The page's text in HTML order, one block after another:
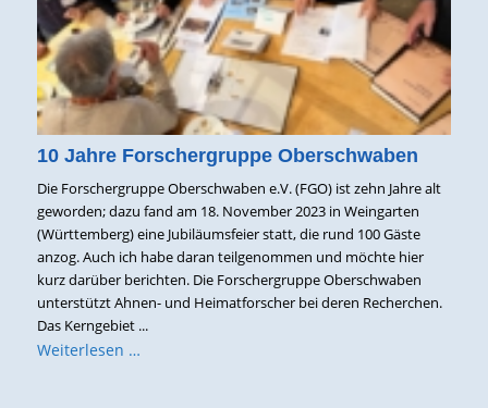
10 Jahre Forschergruppe Oberschwaben
Die Forschergruppe Oberschwaben e.V. (FGO) ist zehn Jahre alt
geworden; dazu fand am 18. November 2023 in Weingarten
(Württemberg) eine Jubiläumsfeier statt, die rund 100 Gäste
anzog. Auch ich habe daran teilgenommen und möchte hier
kurz darüber berichten. Die Forschergruppe Oberschwaben
unterstützt Ahnen- und Heimatforscher bei deren Recherchen.
Das Kerngebiet ...
Weiterlesen …